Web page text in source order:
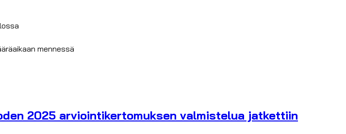
mennessä
2025 arviointikertomuksen valmistelua jatkettiin